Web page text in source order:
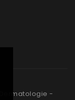
-